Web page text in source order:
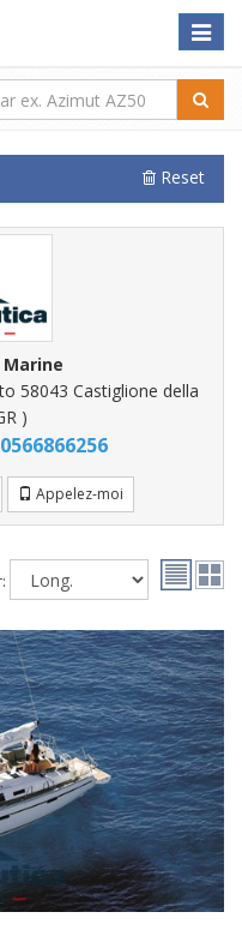
Toggle
Reset
58043 Castiglione della
)
0566866256
Appelez-moi